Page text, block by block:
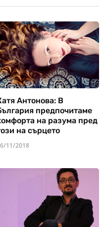
Антонова: В
предпочитаме
на разума пред
на сърцето
11/2018